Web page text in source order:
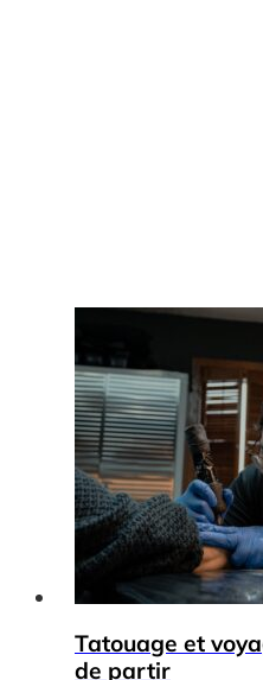
Tatouage et
de partir